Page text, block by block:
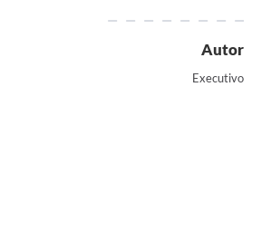
Autor
Executivo